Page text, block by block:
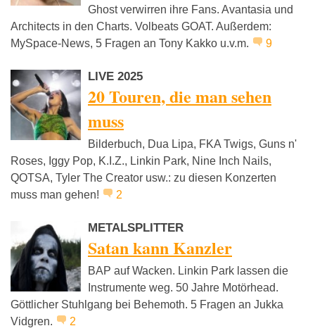
Ghost verwirren ihre Fans. Avantasia und
Architects in den Charts. Volbeats GOAT. Außerdem:
MySpace-News, 5 Fragen an Tony Kakko u.v.m.
9
LIVE 2025
20 Touren, die man sehen
muss
Bilderbuch, Dua Lipa, FKA Twigs, Guns n'
Roses, Iggy Pop, K.I.Z., Linkin Park, Nine Inch Nails,
QOTSA, Tyler The Creator usw.: zu diesen Konzerten
muss man gehen!
2
METALSPLITTER
Satan kann Kanzler
BAP auf Wacken. Linkin Park lassen die
Instrumente weg. 50 Jahre Motörhead.
Göttlicher Stuhlgang bei Behemoth. 5 Fragen an Jukka
Vidgren.
2